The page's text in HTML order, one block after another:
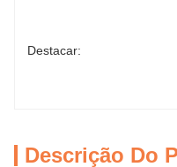
Destacar:
Descrição Do